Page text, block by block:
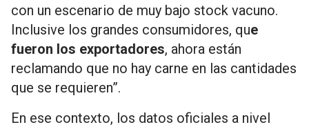
con un escenario de muy bajo stock vacuno.
Inclusive los grandes consumidores, que
fueron los exportadores, ahora están
reclamando que no hay carne en las cantidades
que se requieren”.
En ese contexto, los datos oficiales a nivel